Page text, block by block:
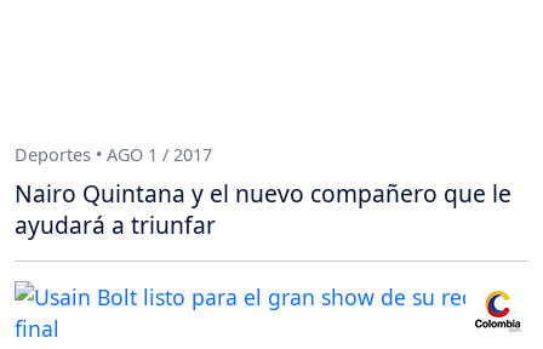
Deportes • AGO 1 / 2017
Nairo Quintana y el nuevo compañero que le
ayudará a triunfar